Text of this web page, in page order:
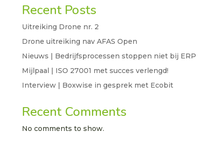
Recent Posts
Uitreiking Drone nr. 2
Drone uitreiking nav AFAS Open
Nieuws | Bedrijfsprocessen stoppen niet bij ERP
Mijlpaal | ISO 27001 met succes verlengd!
Interview | Boxwise in gesprek met Ecobit
Recent Comments
No comments to show.